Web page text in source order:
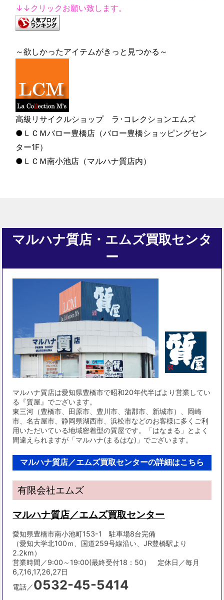
↓↓クリックお願い致します。
～欲しかったアイテムがきっと見つかる～
高級リサイクルショップ ラ･コレクションエムズ
●ＬＣＭバロー豊橋店（バロー豊橋ショッピングセン
ター1F）
●ＬＣＭ南小池店（マルハナ質店内）
マルハナ質店・エムズ買取センタ
ー
マルハナ質店は愛知県豊橋市で昭和20年代半ばより営業してい
る『質屋』でございます。
東三河（豊橋市、田原市、豊川市、蒲郡市、新城市）、岡崎
市、名古屋市、静岡県湖西市、浜松市などのお客様に多くご利
用いただいている地域密着型の質屋です。「はなまる」とよく
間違えられますが「マルハナ(まるはな)」でございます。
マルハナ質店／エムズ買取センターの詳細はこちら
有限会社エムズ
マルハナ質店／エムズ買取センター
愛知県豊橋市南小池町153-1 駐車場8台完備
（愛知大学北100ｍ、国道259号線沿い、JR豊橋駅より
2.2km）
営業時間／9:00～19:00(最終受付18：50） 定休日／毎月
6,7,16,17,26,27日
電話／0532-45-5414